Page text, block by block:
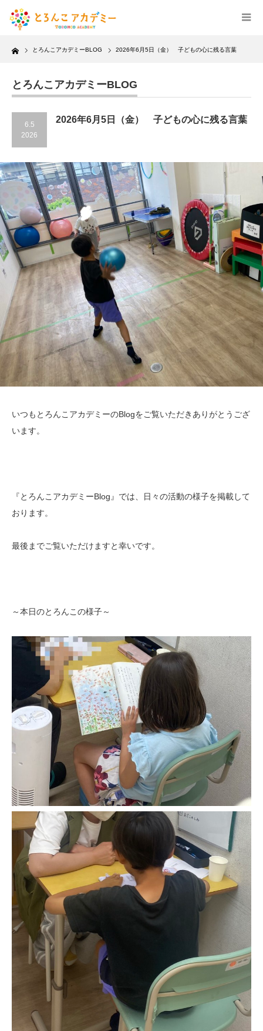
Home とろんこアカデミーBLOG 2026年6月5日（金） 子どもの心に残る言葉
とろんこアカデミーBLOG
6.5
2026
2026年6月5日（金） 子どもの心に残る言葉
いつもとろんこアカデミーのBlogをご覧いただきありがとうござ
います。
『とろんこアカデミーBlog』では、日々の活動の様子を掲載して
おります。
最後までご覧いただけますと幸いです。
～本日のとろんこの様子～